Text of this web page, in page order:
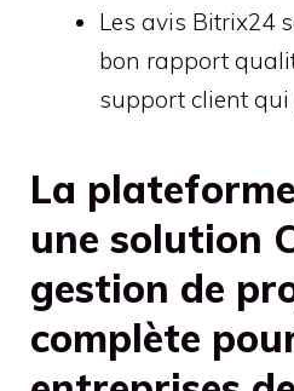
Les avis Bitrix24
bon rapport
support client
La
une solution
gestion de
complète